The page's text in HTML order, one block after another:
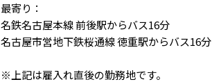
最寄り：
名鉄名古屋本線 前後駅からバス16分
名古屋市営地下鉄桜通線 徳重駅からバス16分
※上記は雇入れ直後の勤務地です。